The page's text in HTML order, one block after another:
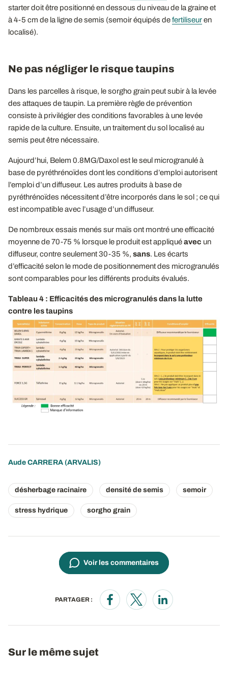
starter doit être positionné en dessous du niveau de la graine et
à 4-5 cm de la ligne de semis (semoir équipés defertiliseuren
localisé).
Ne pas négliger le risque taupins
Dans les parcelles à risque, le sorgho grain peut subir à la levée
des attaques de taupin. La première règle de prévention
consiste à privilégier des conditions favorables à une levée
rapide de la culture. Ensuite, un traitement du sol localisé au
semis peut être nécessaire.
Aujourd’hui, Belem 0.8MG/Daxol est le seul microgranulé à
base de pyréthrénoïdes dont les conditions d’emploi autorisent
l’emploi d’un diffuseur. Les autres produits à base de
pyréthrénoïdes nécessitent d’être incorporés dans le sol ; ce qui
est incompatible avec l’usage d’un diffuseur.
De nombreux essais menés sur maïs ont montré une efficacité
moyenne de 70-75 % lorsque le produit est appliquéavec un
diffuseur, contre seulement 30-35 %, sans. Les écarts
d’efficacité selon le mode de positionnement des microgranulés
sont comparables pour les différents produits évalués.
Tableau 4 : Efficacités des microgranulés dans la lutte
contre les taupins
Aude CARRERA (ARVALIS)
désherbage racinaire densité de semis semoir
stress hydrique sorgho grain
Voir les commentaires
PARTAGER :
Opens in a new window
Opens in a new window
Opens in a new
Sur le même sujet